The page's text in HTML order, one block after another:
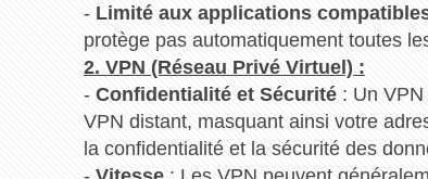
- Limité aux applications
protège pas automatiquement toutes
2. VPN (Réseau Privé Virtuel) :
- Confidentialité et Sécurité: Un VPN
VPN distant, masquant ainsi votre
la confidentialité et la sécurité des